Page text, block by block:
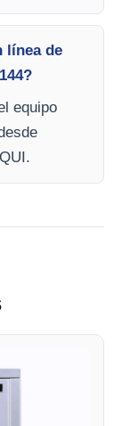
línea de
equipo